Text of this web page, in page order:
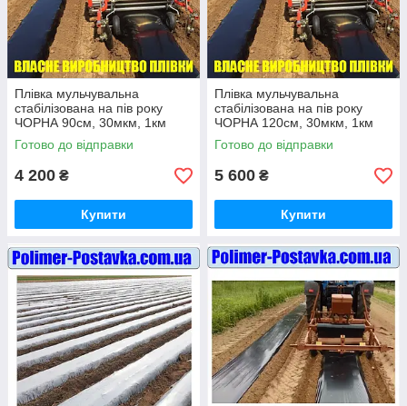
Плівка мульчувальна
стабілізована на пів року
ЧОРНА 90см, 30мкм, 1км
Готово до відправки
4 200 ₴
Купити
Плівка мульчувальна
стабілізована на пів року
ЧОРНА 120см, 30мкм, 1км
Готово до відправки
5 600 ₴
Купити